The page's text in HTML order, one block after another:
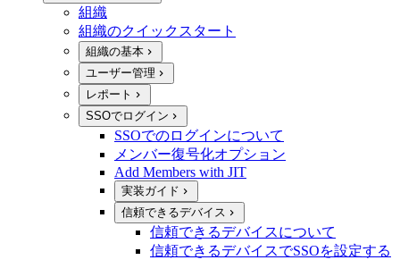
組織
組織のクイックスタート
組織の基本
ユーザー管理
レポート
SSOでログイン
SSOでのログインについて
メンバー復号化オプション
Add Members with JIT
実装ガイド
信頼できるデバイス
信頼できるデバイスについて
信頼できるデバイスでSSOを設定する